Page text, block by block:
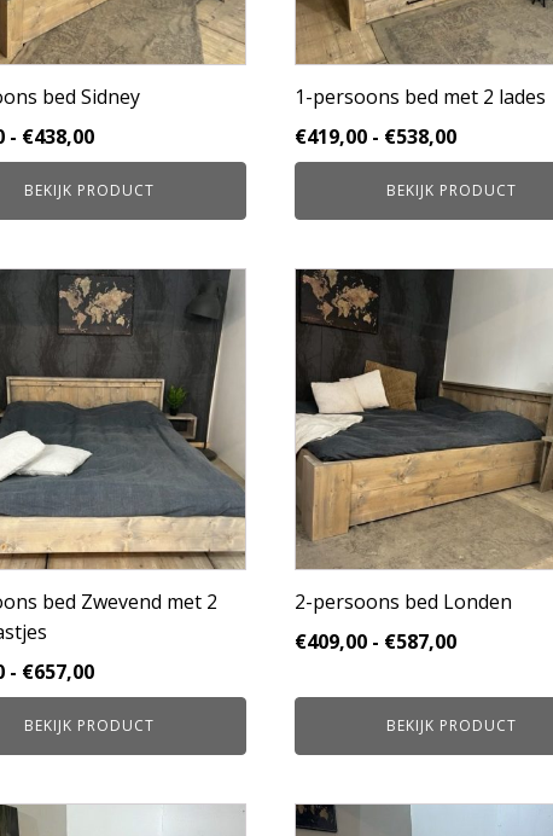
bed Sidney
- €438,00Prijsklasse:
€319,00
tot
€438,00
BEKIJK PRODUCT
1-persoons bed met 2 lades
€419,00 - €538,00Prijsklasse:
€419,00
tot
€538,00
BEKIJK PRODUCT
worden
de
productpagina
bed Zwevend met 2
- €657,00Prijsklasse:
€479,00
tot
€657,00
BEKIJK PRODUCT
2-persoons bed Londen
€409,00 - €587,00Prijsklasse:
tot
€587,00
BEKIJK PRODUCT
Dit
product
heeft
meerdere
variaties.
Deze
optie
kan
gekozen
worden
op
de
productpagina
Dit